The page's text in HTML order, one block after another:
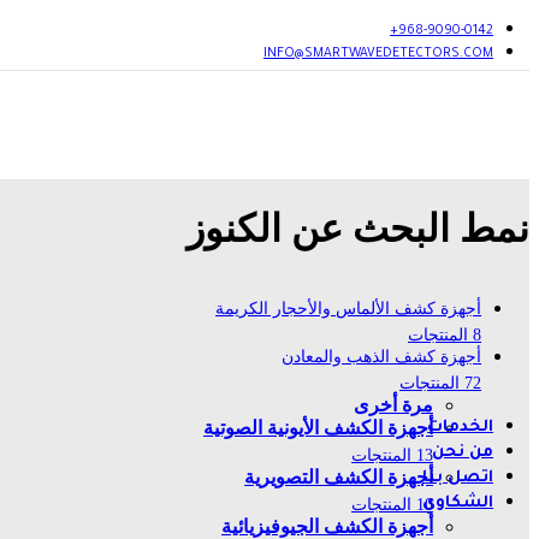
968-9090-0142+
INFO@SMARTWAVEDETECTORS.COM
أجهزة كشف تسربات
أجهزة كشف
بوابات التفتيش الأمنية
عرض المزيد
أجهزة كشف الكهوف والفراغات
الخدمات
من نحن
اتصل بنا
الشكاوي
نمط البحث عن الكنوز
أجهزة كشف الألماس والأحجار الكريمة
8 المنتجات
أجهزة كشف الذهب والمعادن
72 المنتجات
مرة أخرى
أجهزة الكشف الأيونية الصوتية
13 المنتجات
أجهزة الكشف التصويرية
10 المنتجات
أجهزة الكشف الجيوفيزيائية